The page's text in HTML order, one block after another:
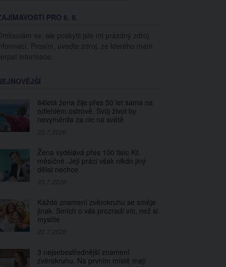
PRO 6. 8.
se, ale poskytli jste mi prázdný zdroj
Prosím, uveďte zdroj, ze kterého mám
informace.
84letá žena žije přes 50 let sama na
odlehlém ostrově. Svůj život by
nevyměnila za nic na světě
Žena vydělává přes 100 tisíc Kč
měsíčně. Její práci však nikdo jiný
dělat nechce
Každé znamení zvěrokruhu se směje
jinak. Smích o vás prozradí víc, než si
myslíte
3 nejsebestřednější znamení
zvěrokruhu. Na prvním místě mají